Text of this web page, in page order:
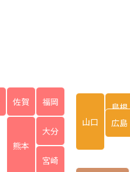
島根
広島
山口
福岡
佐賀
大分
熊本
宮崎